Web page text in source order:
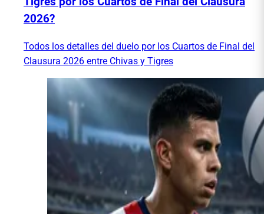
2026?
Todos los detalles del duelo por los Cuartos de Final del
Clausura 2026 entre Chivas y Tigres